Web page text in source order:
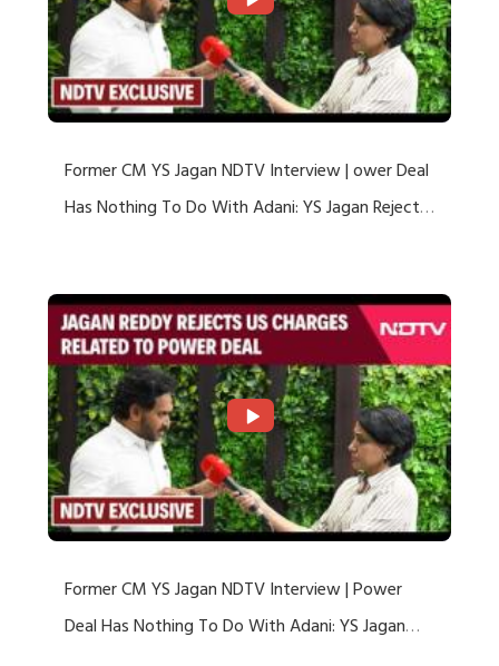
Former CM YS Jagan NDTV Interview | ower Deal
Has Nothing To Do With Adani: YS Jagan Rejects
Former CM YS Jagan NDTV Interview | Power
Deal Has Nothing To Do With Adani: YS Jagan